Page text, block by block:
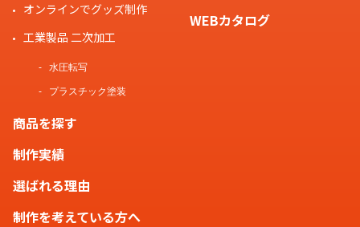
オンラインでグッズ制作
工業製品 二次加工
水圧転写
プラスチック塗装
商品を探す
制作実績
選ばれる理由
制作を考えている方へ
WEBカタログ